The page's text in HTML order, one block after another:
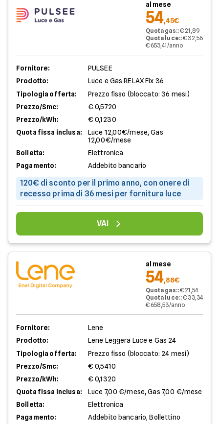
al mese
54,45€
Quota gas::€ 21,89
Quota luce::€ 32,56
€ 653,41/anno
Fornitore:
PULSEE
Prodotto:
Luce e Gas RELAX Fix 36
Tipologia offerta:
Prezzo fisso (bloccato: 36 mesi)
Prezzo/Smc:
€ 0,5720
Prezzo/kWh:
€ 0,1230
Quota fissa inclusa:
Luce 12,00€/mese, Gas
12,00€/mese
Bolletta:
Elettronica
Pagamento:
Addebito bancario
120€ di sconto per il primo anno, con onere di
recesso prima di 36 mesi per fornitura luce
VAI
al mese
54,88€
Quota gas::€ 21,54
Quota luce::€ 33,34
€ 658,53/anno
Fornitore:
Lene
Prodotto:
Lene Leggera Luce e Gas 24
Tipologia offerta:
Prezzo fisso (bloccato: 24 mesi)
Prezzo/Smc:
€ 0,5410
Prezzo/kWh:
€ 0,1320
Quota fissa inclusa:
Luce 7,00 €/mese, Gas 7,00 €/mese
Bolletta:
Elettronica
Pagamento:
Addebito bancario, Bollettino